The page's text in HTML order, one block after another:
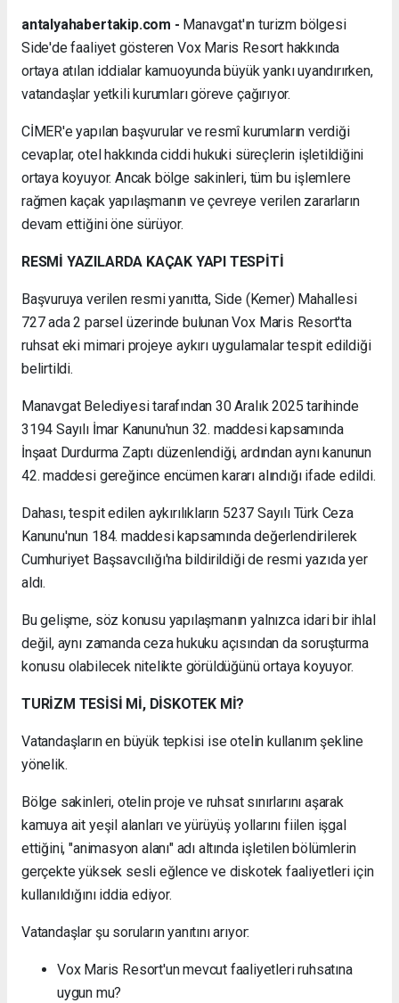
antalyahabertakip.com - Manavgat'ın turizm bölgesi
Side'de faaliyet gösteren Vox Maris Resort hakkında
ortaya atılan iddialar kamuoyunda büyük yankı uyandırırken,
vatandaşlar yetkili kurumları göreve çağırıyor.
CİMER'e yapılan başvurular ve resmî kurumların verdiği
cevaplar, otel hakkında ciddi hukuki süreçlerin işletildiğini
ortaya koyuyor. Ancak bölge sakinleri, tüm bu işlemlere
rağmen kaçak yapılaşmanın ve çevreye verilen zararların
devam ettiğini öne sürüyor.
RESMİ YAZILARDA KAÇAK YAPI TESPİTİ
Başvuruya verilen resmi yanıtta, Side (Kemer) Mahallesi
727 ada 2 parsel üzerinde bulunan Vox Maris Resort'ta
ruhsat eki mimari projeye aykırı uygulamalar tespit edildiği
belirtildi.
Manavgat Belediyesi tarafından 30 Aralık 2025 tarihinde
3194 Sayılı İmar Kanunu'nun 32. maddesi kapsamında
İnşaat Durdurma Zaptı düzenlendiği, ardından aynı kanunun
42. maddesi gereğince encümen kararı alındığı ifade edildi.
Dahası, tespit edilen aykırılıkların 5237 Sayılı Türk Ceza
Kanunu'nun 184. maddesi kapsamında değerlendirilerek
Cumhuriyet Başsavcılığı'na bildirildiği de resmi yazıda yer
aldı.
Bu gelişme, söz konusu yapılaşmanın yalnızca idari bir ihlal
değil, aynı zamanda ceza hukuku açısından da soruşturma
konusu olabilecek nitelikte görüldüğünü ortaya koyuyor.
TURİZM TESİSİ Mİ, DİSKOTEK Mİ?
Vatandaşların en büyük tepkisi ise otelin kullanım şekline
yönelik.
Bölge sakinleri, otelin proje ve ruhsat sınırlarını aşarak
kamuya ait yeşil alanları ve yürüyüş yollarını fiilen işgal
ettiğini, "animasyon alanı" adı altında işletilen bölümlerin
gerçekte yüksek sesli eğlence ve diskotek faaliyetleri için
kullanıldığını iddia ediyor.
Vatandaşlar şu soruların yanıtını arıyor:
Vox Maris Resort'un mevcut faaliyetleri ruhsatına
uygun mu?